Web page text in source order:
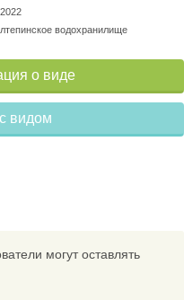
водохранилище
о виде
видом
могут оставлять